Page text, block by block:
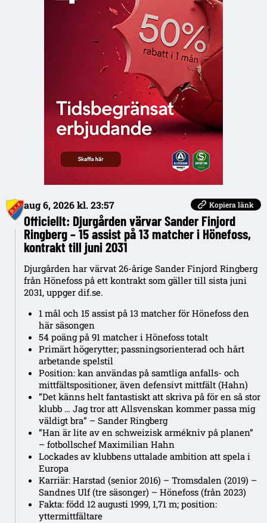
aug 6, 2026 kl. 23:57 Kopiera länk
Officiellt: Djurgården värvar Sander Finjord
Ringberg – 15 assist på 13 matcher i Hönefoss,
kontrakt till juni 2031
Djurgården har värvat 26-årige Sander Finjord Ringberg
från Hönefoss på ett kontrakt som gäller till sista juni
2031, uppger dif.se.
1 mål och 15 assist på 13 matcher för Hönefoss den
här säsongen
54 poäng på 91 matcher i Hönefoss totalt
Primärt högerytter; passningsorienterad och hårt
arbetande spelstil
Position: kan användas på samtliga anfalls- och
mittfältspositioner, även defensivt mittfält (Hahn)
”Det känns helt fantastiskt att skriva på för en så stor
klubb … Jag tror att Allsvenskan kommer passa mig
väldigt bra” – Sander Ringberg
”Han är lite av en schweizisk armékniv på planen”
– fotbollschef Maximilian Hahn
Lockades av klubbens uttalade ambition att spela i
Europa
Karriär: Harstad (senior 2016) – Tromsdalen (2019) –
Sandnes Ulf (tre säsonger) – Hönefoss (från 2023)
Fakta: född 12 augusti 1999, 1,71 m; position:
yttermittfältare